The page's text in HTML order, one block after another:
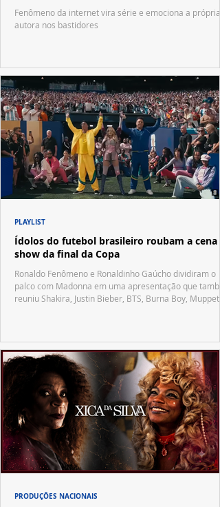
Fenômeno da internet vira série e emociona a própria
autora nos bastidores
Ídolos do futebol brasileiro roubam a cena
show da final da Copa
Ronaldo Fenômeno e Ronaldinho Gaúcho dividiram o
palco com Madonna em uma apresentação que
reuniu Shakira, Justin Bieber, BTS, Burna Boy, Muppets,
PLAYLIST
PRODUÇÕES NACIONAIS